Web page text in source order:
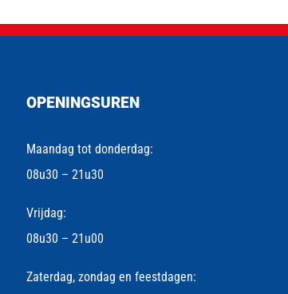
OPENINGSUREN
Maandag tot donderdag:
08u30 – 21u30
Vrijdag:
08u30 – 21u00
Zaterdag, zondag en feestdagen: